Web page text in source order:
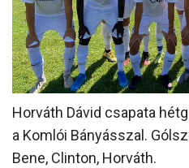
SZURKOLÓI
Horváth Dávid csapata
a Komlói Bányásszal.
Bene, Clinton, Horváth.